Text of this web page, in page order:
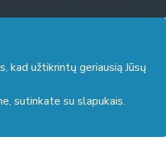
kad užtikrintų geriausią Jūsų
sutinkate su slapukais.